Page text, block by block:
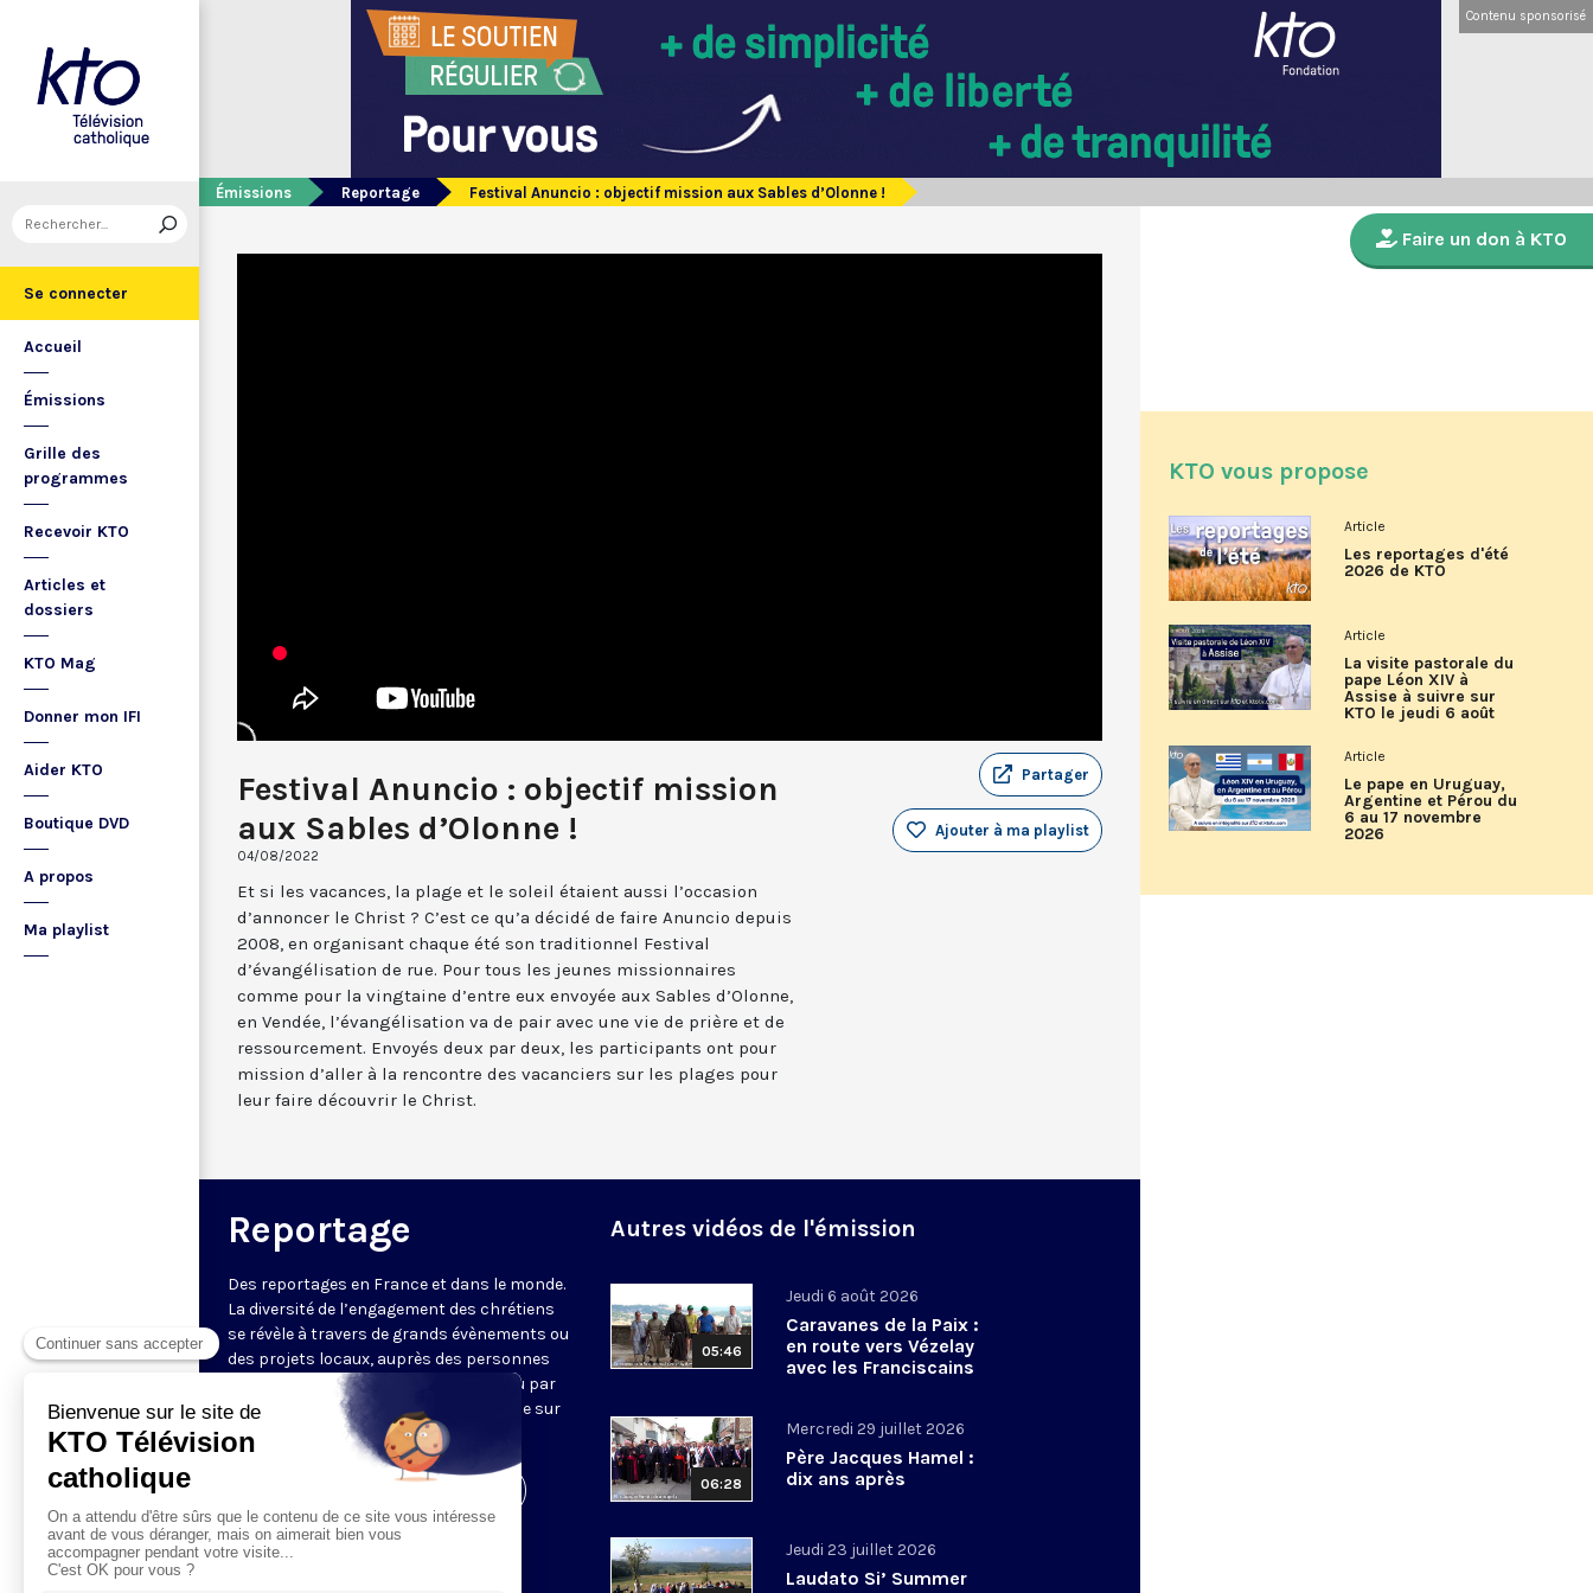
Se connecter
Accueil
Émissions
Grille des
programmes
Recevoir KTO
Articles et
dossiers
KTO Mag
Donner mon IFI
Aider KTO
Boutique DVD
A propos
Ma playlist
Contenu sponsorisé
Émissions Reportage Festival Anuncio : objectif mission aux Sables d’Olonne !
Festival Anuncio : objectif mission
aux Sables d’Olonne !
04/08/2022
Partager
Ajouter à ma playlist
Et si les vacances, la plage et le soleil étaient aussi l’occasion
d’annoncer le Christ ? C’est ce qu’a décidé de faire Anuncio depuis
2008, en organisant chaque été son traditionnel Festival
d’évangélisation de rue. Pour tous les jeunes missionnaires
comme pour la vingtaine d’entre eux envoyée aux Sables d’Olonne,
en Vendée, l’évangélisation va de pair avec une vie de prière et de
ressourcement. Envoyés deux par deux, les participants ont pour
mission d’aller à la rencontre des vacanciers sur les plages pour
leur faire découvrir le Christ.
Reportage
Des reportages en France et dans le monde.
La diversité de l’engagement des chrétiens
se révèle à travers de grands évènements ou
des projets locaux, auprès des personnes
fragiles, au service du Bien commun ou par
l’évangélisation. Un regard d’espérance sur
le monde.
Autres vidéos de l'émission
05:46
Jeudi 6 août 2026
Caravanes de la Paix :
en route vers Vézelay
avec les Franciscains
06:28
Mercredi 29 juillet 2026
Père Jacques Hamel :
dix ans après
Jeudi 23 juillet 2026
Laudato Si’ Summer
Faire un don à KTO
KTO vous propose
Article
Les reportages d'été
2026 de KTO
Article
La visite pastorale du
pape Léon XIV à
Assise à suivre sur
KTO le jeudi 6 août
Article
Le pape en Uruguay,
Argentine et Pérou du
6 au 17 novembre
2026